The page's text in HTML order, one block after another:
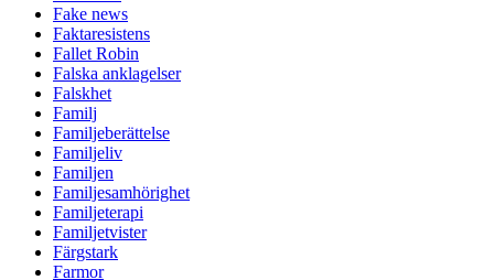
Fake news
Faktaresistens
Fallet Robin
Falska anklagelser
Falskhet
Familj
Familjeberättelse
Familjeliv
Familjen
Familjesamhörighet
Familjeterapi
Familjetvister
Färgstark
Farmor